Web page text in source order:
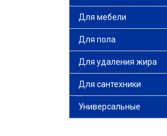
Для мебели
Для пола
Для удаления жира
Для сантехники
Универсальные